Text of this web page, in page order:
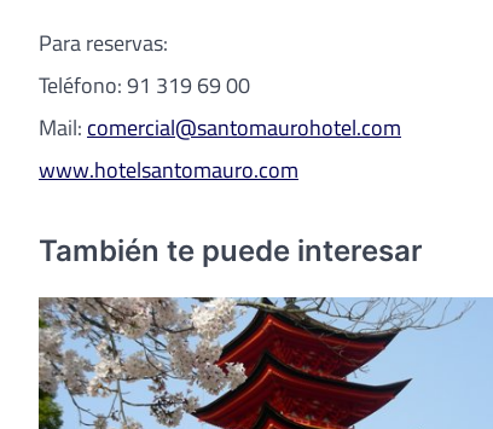
Para reservas:
Teléfono: 91 319 69 00
Mail: comercial@santomaurohotel.com
www.hotelsantomauro.com
También te puede interesar